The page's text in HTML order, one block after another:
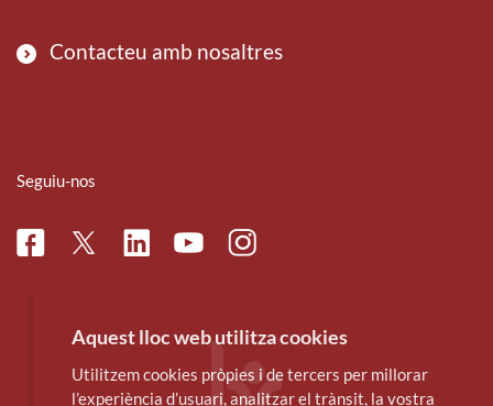
Contacteu amb nosaltres
Seguiu-nos
FacebookTwitterLinkedinYoutubeInstagram
Aquest lloc web utilitza cookies
Utilitzem cookies pròpies i de tercers per millorar
l’experiència d’usuari, analitzar el trànsit, la vostra